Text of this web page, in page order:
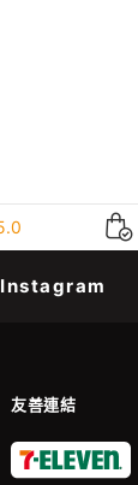
Instagram
友善連結